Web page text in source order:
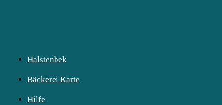
Halstenbek
Bäckerei Karte
Hilfe